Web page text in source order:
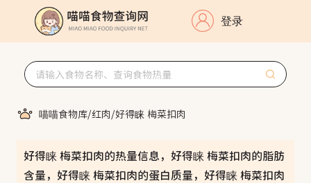
登录
喵喵食物库/红肉/好得睐 梅菜扣肉
好得睐 梅菜扣肉的热量信息，好得睐 梅菜扣肉的脂肪
含量，好得睐 梅菜扣肉的蛋白质量，好得睐 梅菜扣肉